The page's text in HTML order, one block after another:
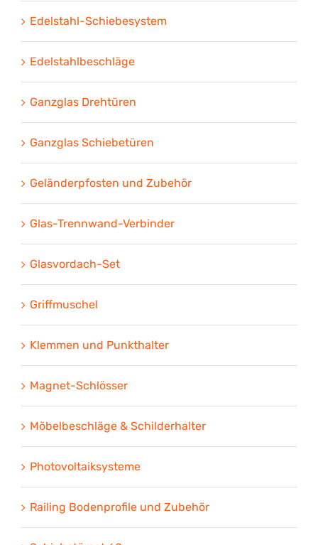
Edelstahl-Schiebesystem
Edelstahlbeschläge
Ganzglas Drehtüren
Ganzglas Schiebetüren
Geländerpfosten und Zubehör
Glas-Trennwand-Verbinder
Glasvordach-Set
Griffmuschel
Klemmen und Punkthalter
Magnet-Schlösser
Möbelbeschläge & Schilderhalter
Photovoltaiksysteme
Railing Bodenprofile und Zubehör